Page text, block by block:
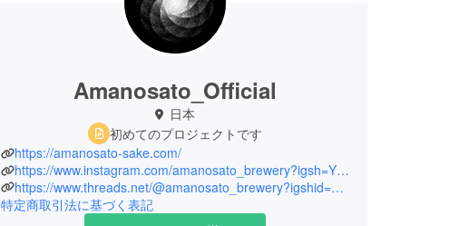
Amanosato_Official
日本
初めてのプロジェクトです
https://amanosato-sake.com/
https://www.instagram.com/amanosato_brewery?igsh=YnhneTJmc3R4Y3A0
https://www.threads.net/@amanosato_brewery?igshid=NTc4MTIwNjQ2YQ==
特定商取引法に基づく表記